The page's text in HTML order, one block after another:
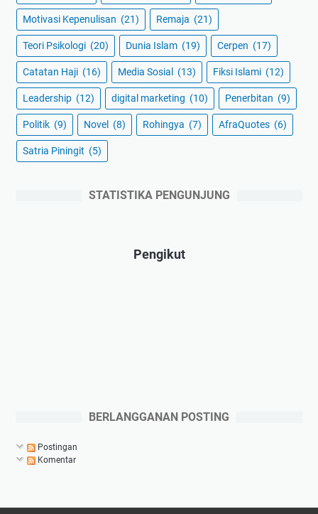
Motivasi Kepenulisan (21) Remaja (21)
Teori Psikologi (20) Dunia Islam (19) Cerpen (17)
Catatan Haji (16) Media Sosial (13) Fiksi Islami (12)
Leadership (12) digital marketing (10) Penerbitan (9)
Politik (9) Novel (8) Rohingya (7) AfraQuotes (6)
Satria Piningit (5)
STATISTIKA PENGUNJUNG
Pengikut
BERLANGGANAN POSTING
Postingan
Komentar